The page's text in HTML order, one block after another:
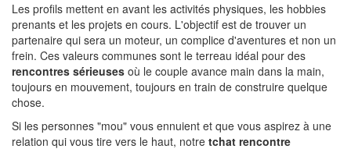
Les profils mettent en avant les activités physiques, les hobbies
prenants et les projets en cours. L'objectif est de trouver un
partenaire qui sera un moteur, un complice d'aventures et non un
frein. Ces valeurs communes sont le terreau idéal pour des
rencontres sérieuses où le couple avance main dans la main,
toujours en mouvement, toujours en train de construire quelque
chose.
Si les personnes "mou" vous ennuient et que vous aspirez à une
relation qui vous tire vers le haut, notre tchat rencontre